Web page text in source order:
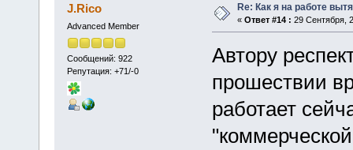
J.Rico
Advanced Member
Сообщений: 922
Репутация: +71/-0
Re: Как я на работе
« Ответ #14 : 29 Сентября,
Автору
прошествии
работает